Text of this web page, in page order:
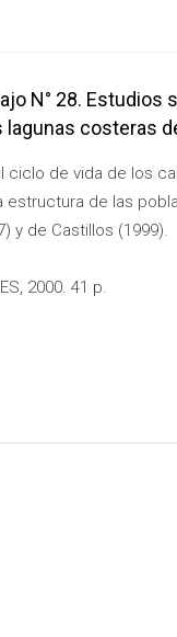
N° 28. Estudios
costeras
ciclo de vida de los
estructura de las
y de Castillos (1999).
2000. 41 p.